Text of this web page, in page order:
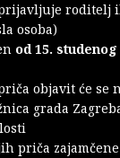
roditelj
osoba)
od 15. studenog
objavit će se
grada
priča